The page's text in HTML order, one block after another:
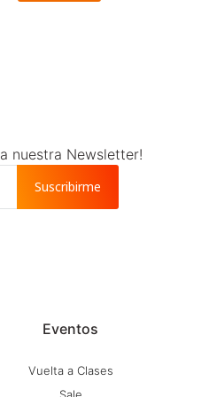
Eventos
Vuelta a Clases
nuestra Newsletter!
Suscribirme